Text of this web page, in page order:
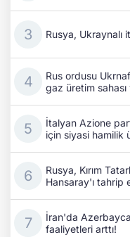
Rusya, Ukraynalı
Rus ordusu
gaz üretim
İtalyan Azione
için siyasi hamilik
Rusya, Kırım
Hansaray'ı tahrip
İran'da
faaliyetleri arttı!